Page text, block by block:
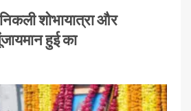
शोभायात्रा और
हुई का